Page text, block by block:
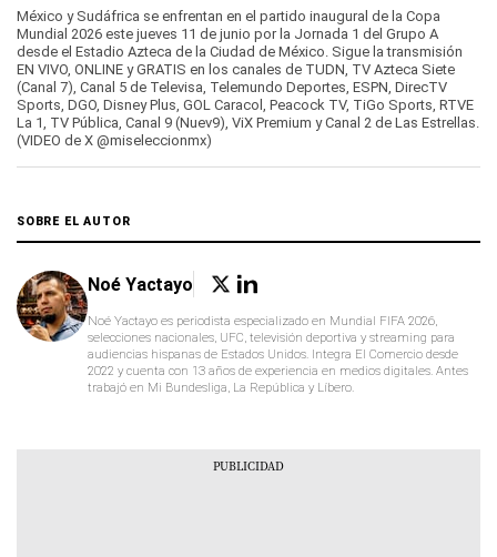
seconds
of
1
minute,
30
seconds
México y Sudáfrica se enfrentan en el partido inaugural de la Copa
Mundial 2026 este jueves 11 de junio por la Jornada 1 del Grupo A
desde el Estadio Azteca de la Ciudad de México. Sigue la transmisión
EN VIVO, ONLINE y GRATIS en los canales de TUDN, TV Azteca Siete
(Canal 7), Canal 5 de Televisa, Telemundo Deportes, ESPN, DirecTV
Sports, DGO, Disney Plus, GOL Caracol, Peacock TV, TiGo Sports, RTVE
La 1, TV Pública, Canal 9 (Nuev9), ViX Premium y Canal 2 de Las Estrellas.
(VIDEO de X @miseleccionmx)
SOBRE EL AUTOR
Noé Yactayo
Noé Yactayo es periodista especializado en Mundial FIFA 2026,
selecciones nacionales, UFC, televisión deportiva y streaming para
audiencias hispanas de Estados Unidos. Integra El Comercio desde
2022 y cuenta con 13 años de experiencia en medios digitales. Antes
trabajó en Mi Bundesliga, La República y Líbero.